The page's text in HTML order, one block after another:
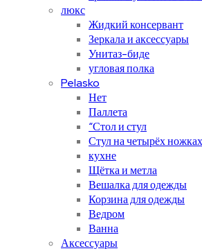
люкс
Жидкий консервант
Зеркала и аксессуары
Унитаз-биде
угловая полка
Pelasko
Нет
Паллета
“Стол и стул
Стул на четырёх
кухне
Щётка и метла
Вешалка для одежды
Корзина для одежды
Ведром
Ванна
Аксессуары